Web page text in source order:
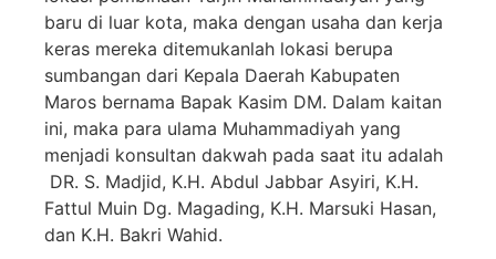
baru di luar kota, maka dengan usaha dan kerja
keras mereka ditemukanlah lokasi berupa
sumbangan dari Kepala Daerah Kabupaten
Maros bernama Bapak Kasim DM. Dalam kaitan
ini, maka para ulama Muhammadiyah yang
menjadi konsultan dakwah pada saat itu adalah
DR. S. Madjid, K.H. Abdul Jabbar Asyiri, K.H.
Fattul Muin Dg. Magading, K.H. Marsuki Hasan,
dan K.H. Bakri Wahid.